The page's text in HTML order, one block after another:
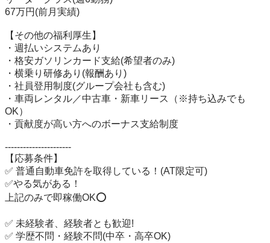
67万円(前月実績)
【その他の福利厚生】
・週払いシステムあり
・格安ガソリンカード支給(希望者のみ)
・横乗り研修あり(報酬あり)
・社員登用制度(グループ会社も含む)
・車両レンタル／中古車・新車リース（※持ち込みでも
OK）
・貢献度が高い方へのボーナス支給制度
----------------------
【応募条件】
✅ 普通自動車免許を取得している！(AT限定可)
✅やる気がある！
上記のみで即稼働OK⭕️
✅ 未経験者、経験者とも歓迎!
✅ 学歴不問・経験不問(中卒・高卒OK)